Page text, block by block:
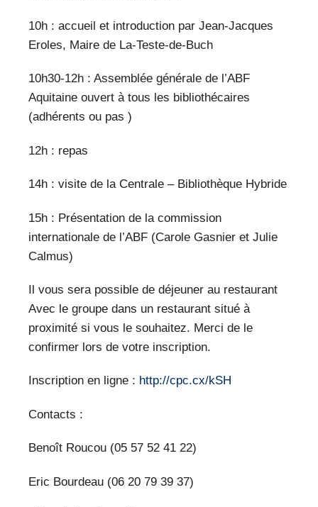
10h : accueil et introduction par Jean-Jacques
Eroles, Maire de La-Teste-de-Buch
10h30-12h : Assemblée générale de l’ABF
Aquitaine ouvert à tous les bibliothécaires
(adhérents ou pas )
12h : repas
14h : visite de la Centrale – Bibliothèque Hybride
15h : Présentation de la commission
internationale de l’ABF (Carole Gasnier et Julie
Calmus)
Il vous sera possible de déjeuner au restaurant
Avec le groupe dans un restaurant situé à
proximité si vous le souhaitez. Merci de le
confirmer lors de votre inscription.
Inscription en ligne : http://cpc.cx/kSH
Contacts :
Benoît Roucou (05 57 52 41 22)
Eric Bourdeau (06 20 79 39 37)